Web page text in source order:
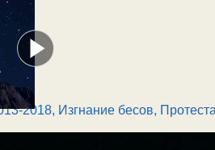
2018, Изгнание бесов,